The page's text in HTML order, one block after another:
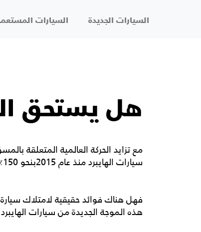
السيارات الجديدة السيارات
هل يستحق
مع تزايد الحركة العالمية المتعلقة
سيارات الهايبرد منذ عام 2015بنحو 150٪، رغم كل هذا لا يزال بعض السائقين غير مقتنعين بها.
فهل هناك فوائد حقيقية لامتلاك
هذه الموجة الجديدة من سيارات الهايبرد